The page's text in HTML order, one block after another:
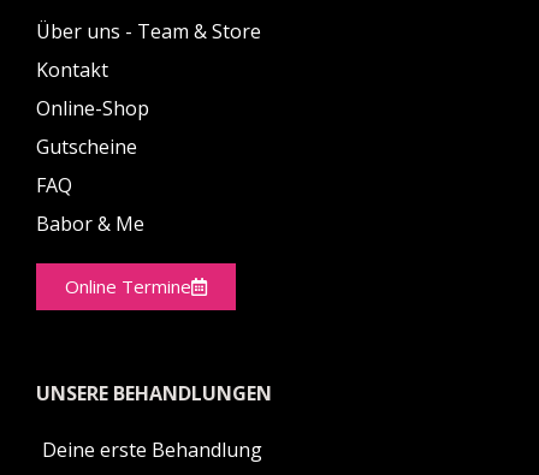
Über uns - Team & Store
Kontakt
Online-Shop
Gutscheine
FAQ
Babor & Me
Online Termine
UNSERE BEHANDLUNGEN
Deine erste Behandlung